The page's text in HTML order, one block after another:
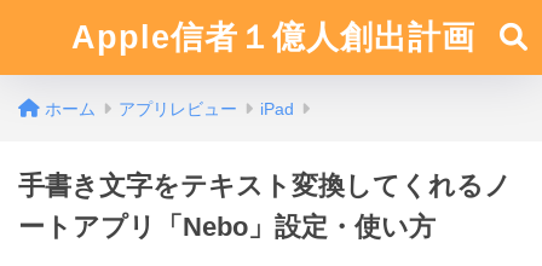
Apple信者１億人創出計画
ホーム アプリレビュー iPad
手書き文字をテキスト変換してくれるノ
ートアプリ「Nebo」設定・使い方